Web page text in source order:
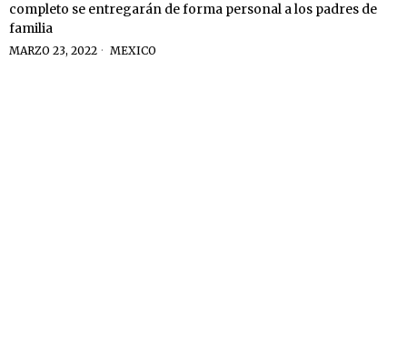
completo se entregarán de forma personal a los padres de
familia
MARZO 23, 2022 MEXICO